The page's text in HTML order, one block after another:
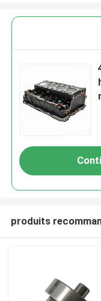
produits